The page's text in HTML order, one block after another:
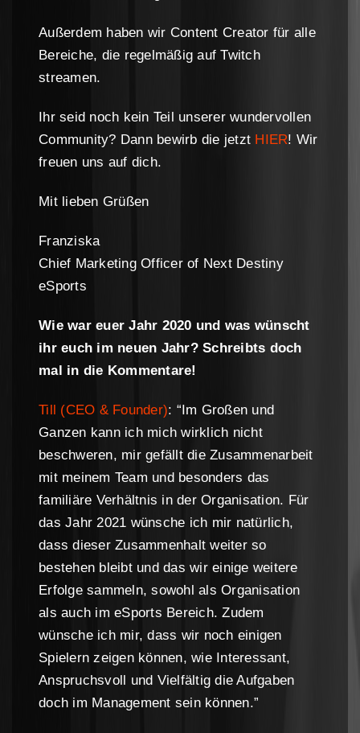
Außerdem haben wir Content Creator für alle
Bereiche, die regelmäßig auf Twitch
streamen.
Ihr seid noch kein Teil unserer wundervollen
Community? Dann bewirb die jetzt HIER! Wir
freuen uns auf dich.
Mit lieben Grüßen
Franziska
Chief Marketing Officer of Next Destiny
eSports
Wie war euer Jahr 2020 und was wünscht
ihr euch im neuen Jahr? Schreibts doch
mal in die Kommentare!
Till (CEO & Founder): “Im Großen und
Ganzen kann ich mich wirklich nicht
beschweren, mir gefällt die Zusammenarbeit
mit meinem Team und besonders das
familiäre Verhältnis in der Organisation. Für
das Jahr 2021 wünsche ich mir natürlich,
dass dieser Zusammenhalt weiter so
bestehen bleibt und das wir einige weitere
Erfolge sammeln, sowohl als Organisation
als auch im eSports Bereich. Zudem
wünsche ich mir, dass wir noch einigen
Spielern zeigen können, wie Interessant,
Anspruchsvoll und Vielfältig die Aufgaben
doch im Management sein können.”